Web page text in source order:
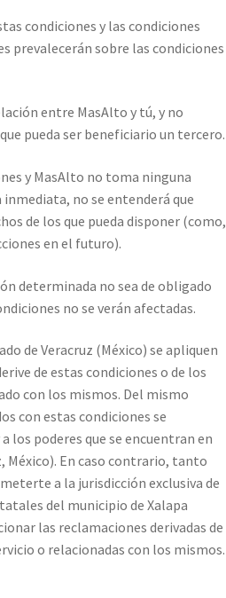
condiciones y las condiciones
prevalecerán sobre las condiciones
entre MasAlto y tú, y no
pueda ser beneficiario un tercero.
y MasAlto no toma ninguna
no se entenderá que
de los que pueda disponer (como,
en el futuro).
determinada no sea de obligado
no se verán afectadas.
de Veracruz (México) se apliquen
de estas condiciones o de los
con los mismos. Del mismo
con estas condiciones se
los poderes que se encuentran en
México). En caso contrario, tanto
a la jurisdicción exclusiva de
del municipio de Xalapa
las reclamaciones derivadas de
o relacionadas con los mismos.